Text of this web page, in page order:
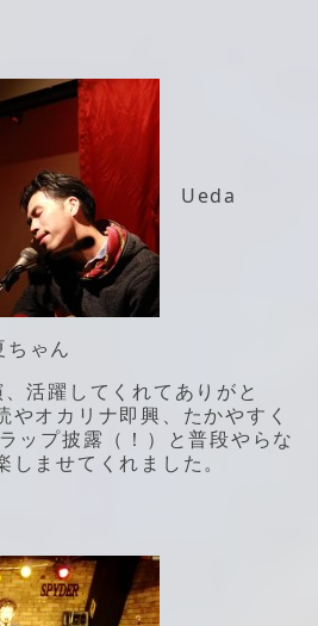
Ueda
ゃん
活躍してくれてありがと
やオカリナ即興、たかやすく
ップ披露（！）と普段やらな
ませてくれました。